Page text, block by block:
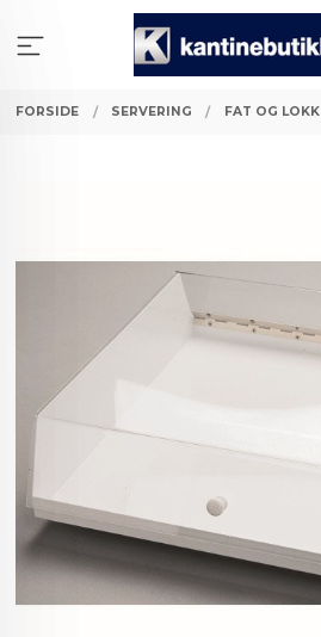
innholdet
FORSIDE SERVERING FAT OG LOKK